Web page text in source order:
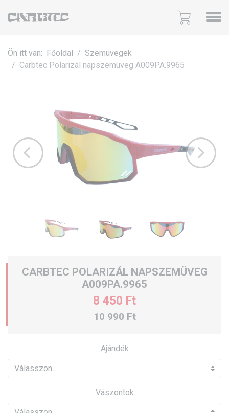
Ön itt van: Főoldal
Szemüvegek
Carbtec Polarizál napszemüveg A009PA.9965
CARBTEC POLARIZÁL NAPSZEMÜVEG
A009PA.9965
10 990 Ft
8 450 Ft
Ajándék
Vászontok